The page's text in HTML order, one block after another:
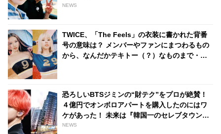
NEWS
TWICE、「The Feels」の衣装に書かれた背番
号の意味は？ メンバーやファンにまつわるもの
から、なんだかテキトー（？）なものまで・・
恐ろしいBTSジミンの“財テク”をプロが絶賛！
４億円でオンボロアパートを購入したのにはワ
ケがあった！ 未来は『韓国一のセレブタウン』
の地主になるってホント？
NEWS